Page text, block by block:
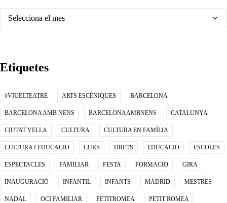
Arxius
Etiquetes
#VIUELTEATRE ARTS ESCÈNIQUES BARCELONA
BARCELONA AMB NENS BARCELONAAMBNENS CATALUNYA
CIUTAT VELLA CULTURA CULTURA EN FAMÍLIA
CULTURA I EDUCACIO CURS DRETS EDUCACIO ESCOLES
ESPECTACLES FAMILIAR FESTA FORMACIO GIRA
INAUGURACIÓ INFANTIL INFANTS MADRID MESTRES
NADAL OCI FAMILIAR PETITROMEA PETIT ROMEA